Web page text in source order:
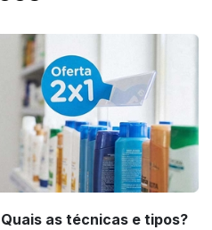
as técnicas e tipos?